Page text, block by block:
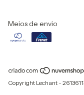
Meios de envio
Copyright Lechant -